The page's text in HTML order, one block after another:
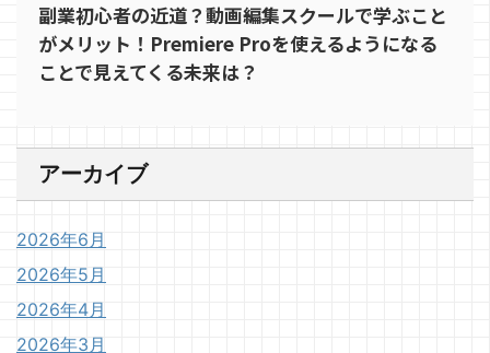
副業初心者の近道？動画編集スクールで学ぶこと
がメリット！Premiere Proを使えるようになる
ことで見えてくる未来は？
アーカイブ
2026年6月
2026年5月
2026年4月
2026年3月